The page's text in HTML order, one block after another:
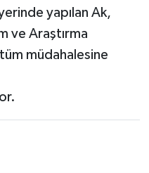
yapılan Ak,
ve Araştırma
müdahalesine